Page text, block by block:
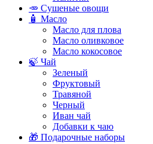
🥕 Сушеные овощи
🧴 Масло
Масло для плова
Масло оливковое
Масло кокосовое
🍃 Чай
Зеленый
Фруктовый
Травяной
Черный
Иван чай
Добавки к чаю
🎁 Подарочные наборы